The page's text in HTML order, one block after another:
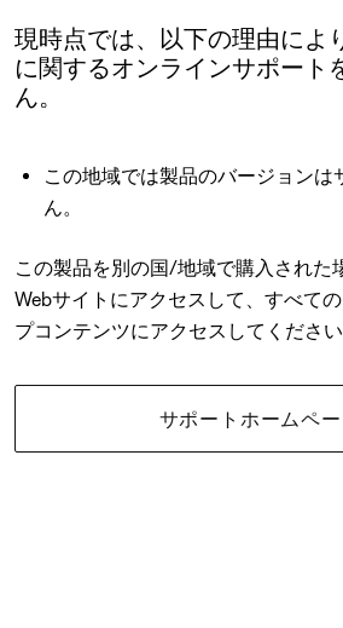
現時点では、以下の理由によ
に関するオンラインサポート
ん。
この地域では製品のバージョンは
ん。
この製品を別の国/地域で購入された
Webサイトにアクセスして、すべて
プコンテンツにアクセスしてください
サポートホームペ